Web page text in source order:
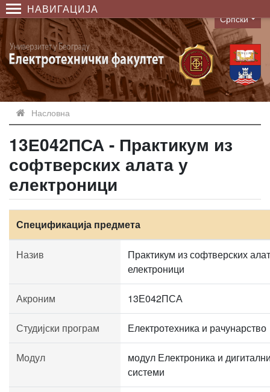
НАВИГАЦИЈА
Language
Српски
Насловна
13Е042ПСА - Практикум из
софтверских алата у
електроници
Спецификација предмета
Назив
Практикум из софтверских
електроници
Акроним 13Е042ПСА
Студијски програм Електротехника и рачунарство
Модул
модул Електроника и
системи